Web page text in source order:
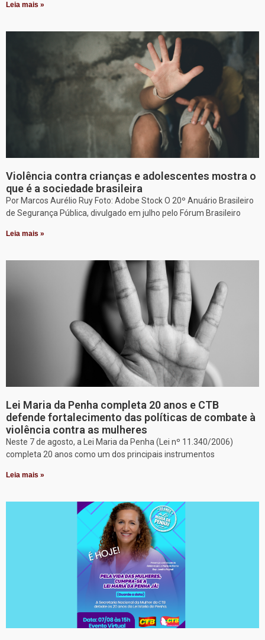
Leia mais »
Violência contra crianças e adolescentes mostra o
que é a sociedade brasileira
Por Marcos Aurélio Ruy Foto: Adobe Stock O 20º Anuário Brasileiro
de Segurança Pública, divulgado em julho pelo Fórum Brasileiro
Leia mais »
Lei Maria da Penha completa 20 anos e CTB
defende fortalecimento das políticas de combate à
violência contra as mulheres
Neste 7 de agosto, a Lei Maria da Penha (Lei nº 11.340/2006)
completa 20 anos como um dos principais instrumentos
Leia mais »